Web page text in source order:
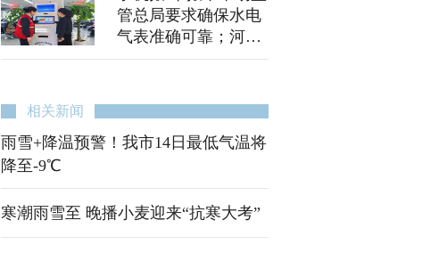
管总局要求确保水电
气表准确可靠；河南
15项措施支持微短剧
相关新闻
雨雪+降温预警！我市14日最低气温将
降至-9℃
寒潮雨雪至 晚播小麦迎来“抗寒大考”